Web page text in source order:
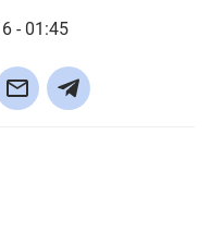
- 01:45